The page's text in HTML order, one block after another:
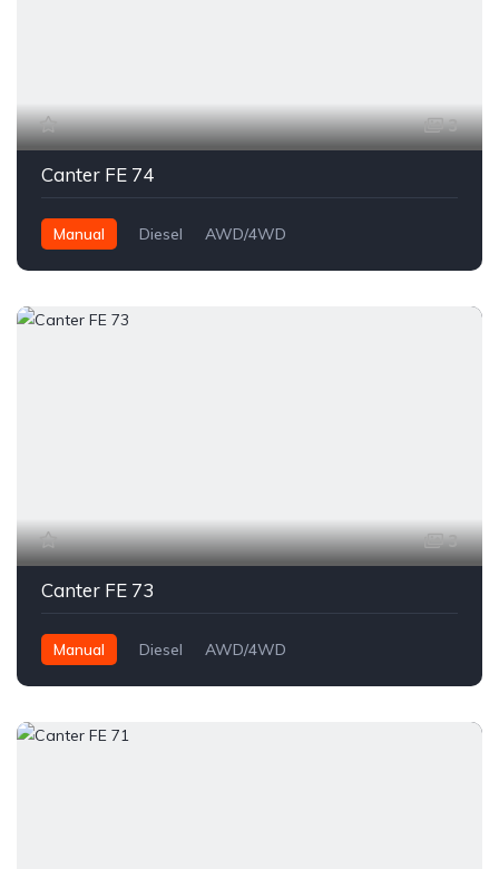
3
Canter FE 74
Manual Diesel AWD/4WD
3
Canter FE 73
Manual Diesel AWD/4WD